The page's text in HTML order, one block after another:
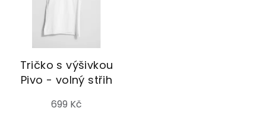
Tričko s výšivkou
Pivo - volný střih
699 Kč